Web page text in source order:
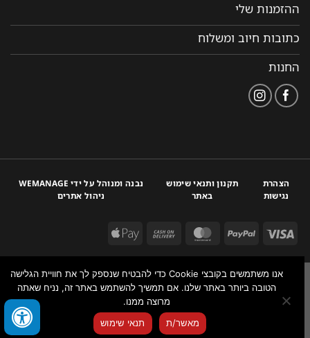
ההזמנות שלי
כתובות חיוב ומשלוח
החנות
הצהרת
נגישות
תקנון ותנאי שימוש
באתר
נבנה ומנוהל על ידי WEMANAGE
ניהול אתרים
אנו משתמשים בקובצי Cookie כדי להבטיח שנספק לך את חוויית הגלישה
הטובה ביותר באתר שלנו. אם תמשיך להשתמש באתר זה, נניח שאתה
מרוצה ממנו.
מאשר/ת
תנאי שימוש
צור איתנו קשר